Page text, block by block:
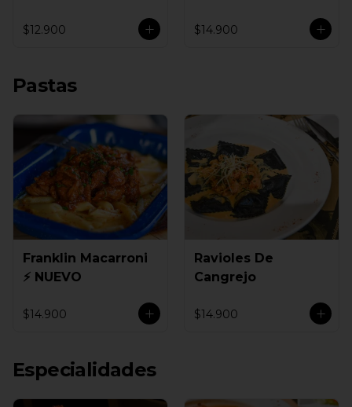
$12.900 $14.900
Pastas
Franklin Macarroni
⚡ NUEVO
$14.900
Ravioles De
Cangrejo
$14.900
Especialidades